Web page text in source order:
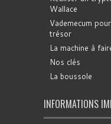
Wallace
Vademecum
trésor
La machine à
Nos clés
La boussole
INFORMATIONS